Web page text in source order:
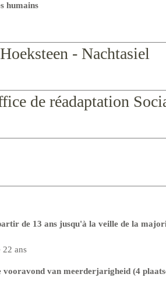
humains
- Nachtasiel
de réadaptation
de 13 ans jusqu'à la veille de la
22 ans
van meerderjarigheid (4